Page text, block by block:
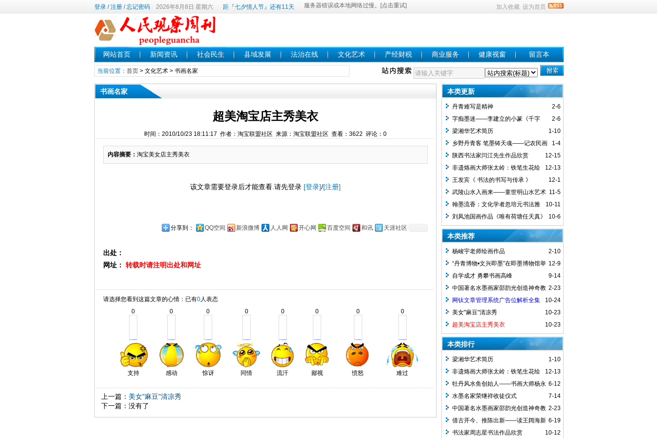
登录/注册/忘记密码 2026年8月8日 星期六 距『七夕情人节』还有11天 加入收藏 设为首页
网站首页 新闻资讯 社会民生 县域发展 法治在线 文化艺术 产经财税 商业服务 健康视窗 留言本
当前位置： 首页> 文化艺术> 书画名家
书画名家
超美淘宝店主秀美衣
时间：2010/10/23 18:11:17 作者：淘宝联盟社区 来源：淘宝联盟社区 查看：3622 评论：0
内容摘要： 淘宝美女店主秀美衣
该文章需要登录后才能查看.请先登录 [登录]/[注册]
分享到： QQ空间 新浪微博 人人网 开心网 百度空间 和讯 天涯社区
出处：
网址： 转载时请注明出处和网址
请选择您看到这篇文章的心情：已有0人表态
0
支持
0
感动
0
惊讶
0
同情
0
流汗
0
鄙视
0
愤怒
0
难过
上一篇： 美女"麻豆"清凉秀
下一篇：没有了
本类更新
2-6
丹青难写是精神
2-6
字痴墨迷——李建立的小篆《千字
文》
1-10
梁湘华艺术简历
1-4
乡野丹青客 笔墨铸天魂——记农民画
家周经纬
12-15
陕西书法家闫江先生作品欣赏
12-13
非遗烙画大师张太岭：铁笔生花绘
乾坤 中外文化传美名
12-1
王发宾《 书法的书写与传承 》
11-5
武陵山水入画来——童世明山水艺术
墨韵天成
10-11
翰墨流香：文化学者忽培元书法雅
赏
10-6
刘凤池国画作品《唯有荷塘任天真》
入选中国美术家协会主办的泾上丹青—
2025写意画作品展
本类推荐
2-10
杨峻宇老师绘画作品
12-9
“丹青博物•文兴即墨”在即墨博物馆举
办
9-14
自学成才 勇攀书画高峰
2-23
中国著名水墨画家邵韵光创造神奇教
学法：50分钟让零基础学员挥毫泼墨当“艺
术大师”
10-24
网钛文章管理系统广告位解析全集
10-23
美女"麻豆"清凉秀
10-23
超美淘宝店主秀美衣
本类排行
1-10
梁湘华艺术简历
12-13
非遗烙画大师张太岭：铁笔生花绘
乾坤 中外文化传美名
6-12
牡丹风水鱼创始人——书画大师杨永
峰
7-14
水墨名家荣继祥收徒仪式
2-23
中国著名水墨画家邵韵光创造神奇教
学法：50分钟让零基础学员挥毫泼墨当“艺
术大师”
6-19
借古开今、推陈出新——读王阔海新
汉画的几点体会
10-12
书法家周志星书法作品欣赏